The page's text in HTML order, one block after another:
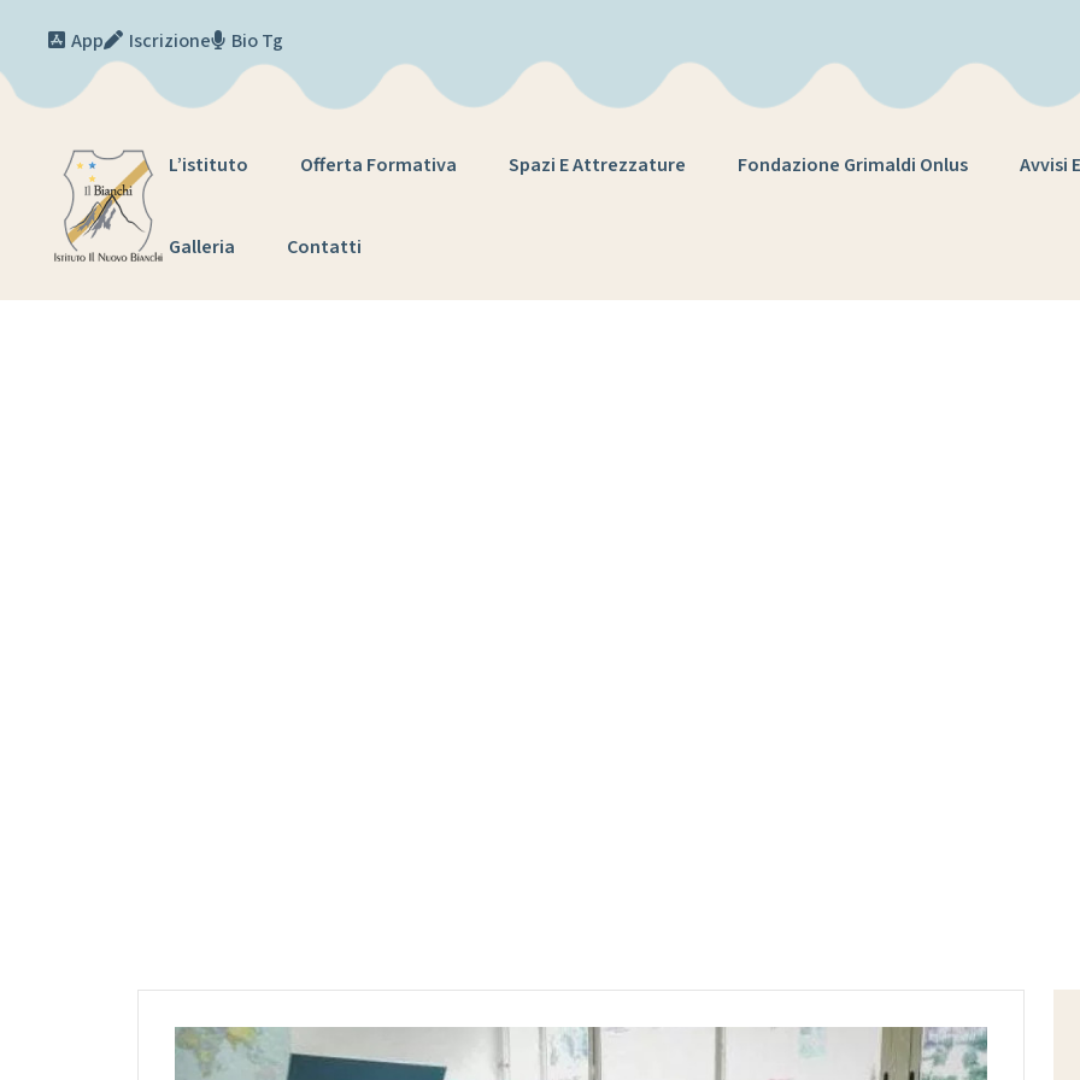
App
Iscrizione Bio Tg
L’istituto Offerta Formativa Spazi E Attrezzature Fondazione Grimaldi Onlus Avvisi
Galleria Contatti